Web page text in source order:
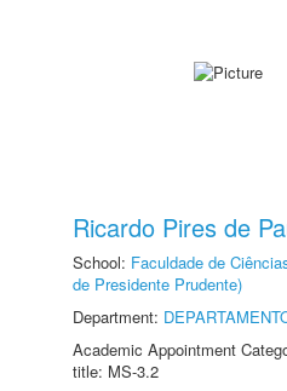
Ricardo Pires de
School: Faculdade de
de Presidente Prudente)
Department:
Academic Appointment
title: MS-3.2